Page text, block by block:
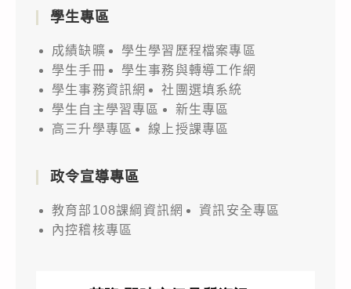
學生專區
成績缺曠
學生學習歷程檔案專區
學生手冊
學生事務與轉導工作網
學生事務資訊網
社團選填系統
學生自主學習專區
新生專區
高三升學專區
線上授課專區
政令宣導專區
教育部108課綱資訊網
資訊安全專區
內控稽核專區